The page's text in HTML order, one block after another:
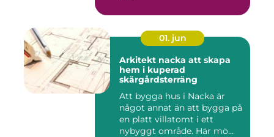
01. jun
Arkitekt nacka att skapa
hem i kuperad
skärgårdsterräng
Att bygga hus i Nacka är
något annat än att bygga på
en platt villatomt i ett
nybyggt område. Här mö...